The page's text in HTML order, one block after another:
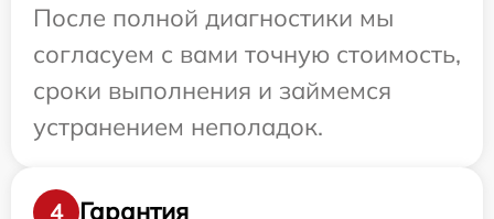
После полной диагностики мы
согласуем с вами точную стоимость,
сроки выполнения и займемся
устранением неполадок.
4 Гарантия